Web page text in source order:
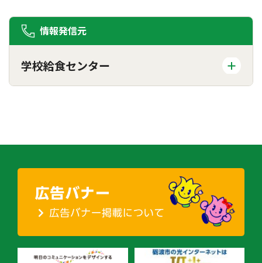
情報発信元
学校給食センター